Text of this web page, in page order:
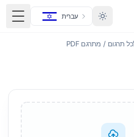
עברית
תרגום / מתרגם PDF